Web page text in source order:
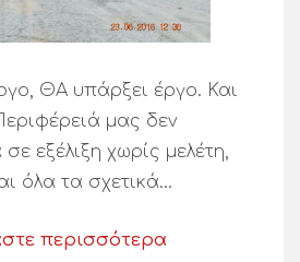
ΘΑ υπάρξει έργο. Και
μας δεν
εξέλιξη χωρίς μελέτη,
όλα τα σχετικά…
περισσότερα